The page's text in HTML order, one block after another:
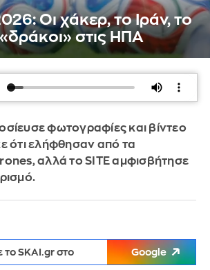
Οι χάκερ, το Ιράν, το
«δράκοι» στις ΗΠΑ
φωτογραφίες και βίντεο
ότι ελήφθησαν από τα
αλλά το SITE αμφισβήτησε
το SKAI.gr στο Google